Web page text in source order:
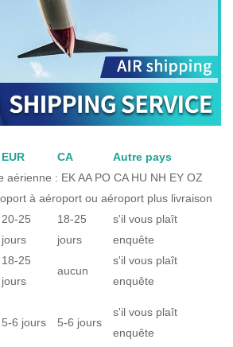
EUR CA
Autre pays
aérienne : EK AA PO CA HU NH EY OZ
à aéroport ou aéroport plus livraison
20-25
jours
18-25
jours
s'il vous plaît
enquête
18-25
jours
aucun
s'il vous plaît
enquête
5-6 jours 5-6 jours
s'il vous plaît
enquête